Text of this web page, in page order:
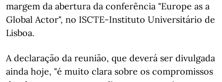
margem da abertura da conferência "Europe as a
Global Actor", no ISCTE-Instituto Universitário de
Lisboa.
A declaração da reunião, que deverá ser divulgada
ainda hoje, "é muito clara sobre os compromissos